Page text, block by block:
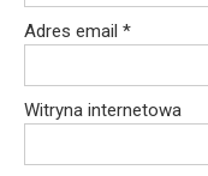
Adres email *
Witryna internetowa